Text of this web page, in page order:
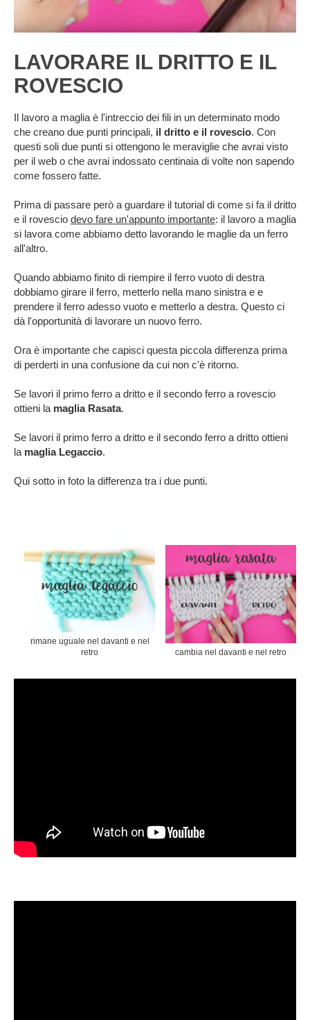
LAVORARE IL DRITTO E IL
ROVESCIO
Il lavoro a maglia è l'intreccio dei fili in un determinato modo
che creano due punti principali, il dritto e il rovescio. Con
questi soli due punti si ottengono le meraviglie che avrai visto
per il web o che avrai indossato centinaia di volte non sapendo
come fossero fatte.
Prima di passare però a guardare il tutorial di come si fa il dritto
e il rovescio devo fare un'appunto importante: il lavoro a maglia
si lavora come abbiamo detto lavorando le maglie da un ferro
all'altro.
Quando abbiamo finito di riempire il ferro vuoto di destra
dobbiamo girare il ferro, metterlo nella mano sinistra e e
prendere il ferro adesso vuoto e metterlo a destra. Questo ci
dà l'opportunità di lavorare un nuovo ferro.
Ora è importante che capisci questa piccola differenza prima
di perderti in una confusione da cui non c'è ritorno.
Se lavori il primo ferro a dritto e il secondo ferro a rovescio
ottieni la maglia Rasata.
Se lavori il primo ferro a dritto e il secondo ferro a dritto ottieni
la maglia Legaccio.
Qui sotto in foto la differenza tra i due punti.
rimane uguale nel davanti e nel
retro
cambia nel davanti e nel retro